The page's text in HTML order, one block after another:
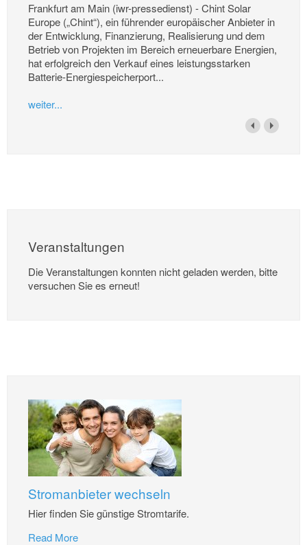
Frankfurt am Main (iwr-pressedienst) - Chint Solar
Europe („Chint“), ein führender europäischer Anbieter in
der Entwicklung, Finanzierung, Realisierung und dem
Betrieb von Projekten im Bereich erneuerbare Energien,
hat erfolgreich den Verkauf eines leistungsstarken
Batterie-Energiespeicherport...
weiter...
Veranstaltungen
Die Veranstaltungen konnten nicht geladen werden, bitte
versuchen Sie es erneut!
Stromanbieter wechseln
Hier finden Sie günstige Stromtarife.
Read More